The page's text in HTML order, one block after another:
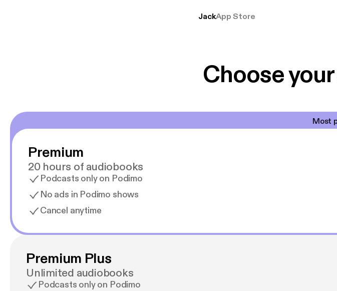
mere svære emner. At der så også
JackApp Store
Choose
Most
Premium
20 hours of audiobooks
Podcasts only on Podimo
No ads in Podimo shows
Cancel anytime
Premium Plus
Unlimited audiobooks
Podcasts only on Podimo